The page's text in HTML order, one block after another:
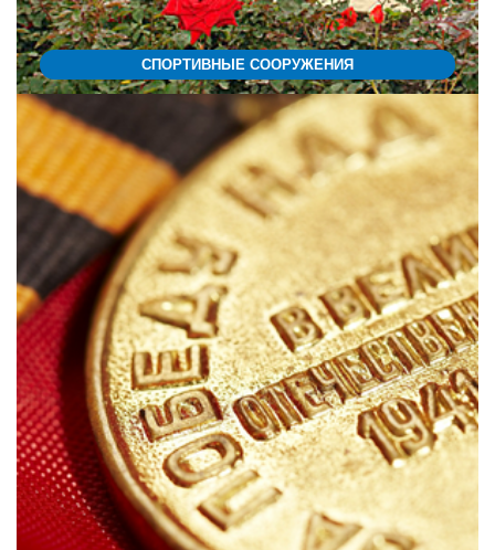
СПОРТИВНЫЕ СООРУЖЕНИЯ